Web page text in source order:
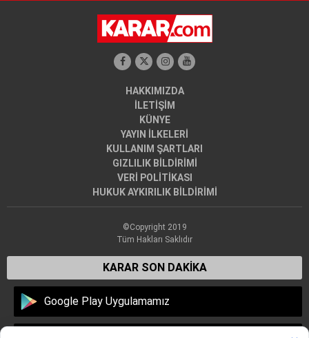
HAKKIMIZDA
İLETİŞİM
KÜNYE
YAYIN İLKELERİ
KULLANIM ŞARTLARI
GIZLILIK BİLDİRİMİ
VERİ POLİTİKASI
HUKUK AYKIRILIK BİLDİRİMİ
©Copyright 2019
Tüm Hakları Saklıdır
KARAR SON DAKİKA
Google Play Uygulamamız